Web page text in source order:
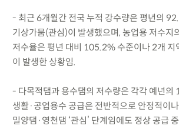
- 최근 6개월간 전국 누적 강수량은 평년의
기상가뭄(관심)이 발생했으며, 농업용 저수지
저수율은 평년 대비 105.2% 수준이나 2개 지
이 발생한 상황임.
- 다목적댐과 용수댐의 저수량은 각각 예년
생활·공업용수 공급은 전반적으로 안정적이나
밀양댐·영천댐 ‘관심’ 단계임에도 정상 공급